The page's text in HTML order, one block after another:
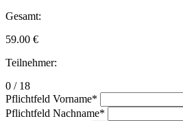
Gesamt:
59.00 €
Teilnehmer:
0 / 18
Pflichtfeld Vorname*
Pflichtfeld Nachname*